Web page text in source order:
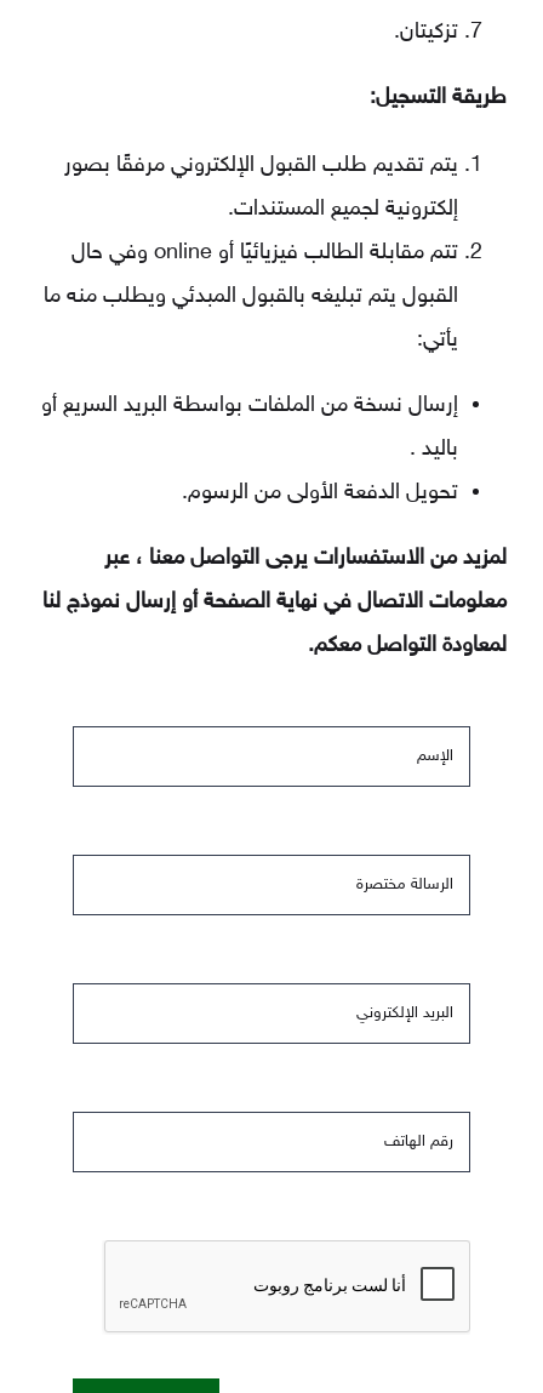
تزكيتان.
طريقة التسجيل:
يتم تقديم طلب القبول الإلكتروني مرفقًا بصور
إلكترونية لجميع المستندات.
تتم مقابلة الطالب فيزيائيًا أو online وفي حال
القبول يتم تبليغه بالقبول المبدئي ويطلب منه ما
يأتي:
إرسال نسخة من الملفات بواسطة البريد السريع أو
باليد .
تحويل الدفعة الأولى من الرسوم.
لمزيد من الاستفسارات يرجى التواصل معنا ، عبر
معلومات الاتصال في نهاية الصفحة أو إرسال نموذج لنا
لمعاودة التواصل معكم.